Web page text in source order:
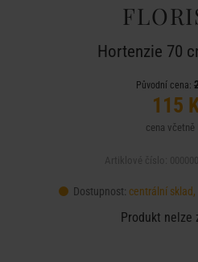
Hortenzie 70
Původní cena:
115
cena včetně
Dostupnost: centrální
Produkt nelze